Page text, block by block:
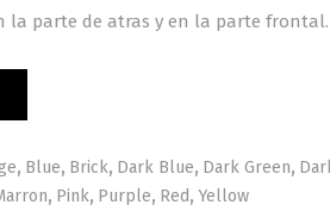
la parte de atras y en la parte frontal.
, Blue, Brick, Dark Blue, Dark Green,
, Pink, Purple, Red, Yellow